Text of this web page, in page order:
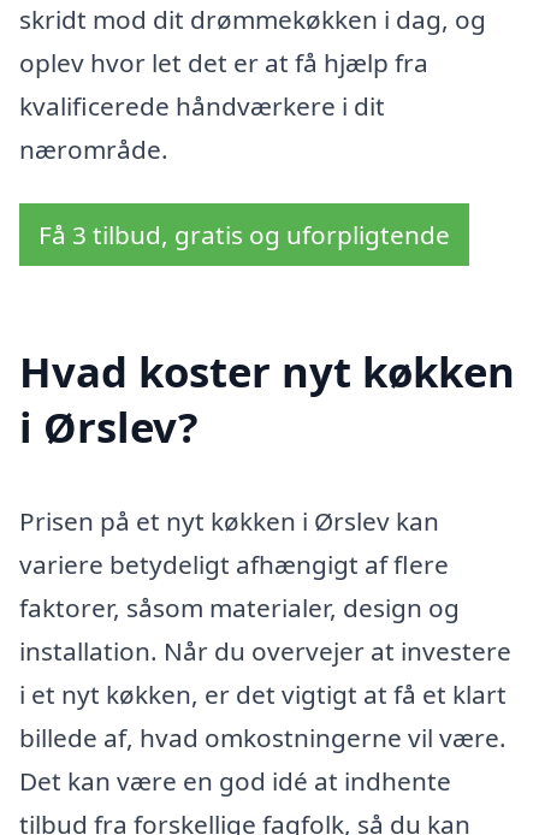
skridt mod dit drømmekøkken i dag, og
oplev hvor let det er at få hjælp fra
kvalificerede håndværkere i dit
nærområde.
Få 3 tilbud, gratis og uforpligtende
Hvad koster nyt køkken
i Ørslev?
Prisen på et nyt køkken i Ørslev kan
variere betydeligt afhængigt af flere
faktorer, såsom materialer, design og
installation. Når du overvejer at investere
i et nyt køkken, er det vigtigt at få et klart
billede af, hvad omkostningerne vil være.
Det kan være en god idé at indhente
tilbud fra forskellige fagfolk, så du kan